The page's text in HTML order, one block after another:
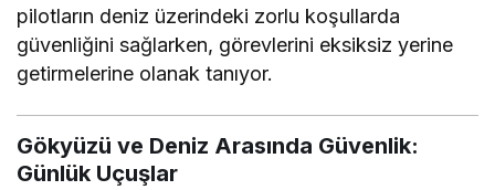
pilotların deniz üzerindeki zorlu koşullarda
güvenliğini sağlarken, görevlerini eksiksiz yerine
getirmelerine olanak tanıyor.
Gökyüzü ve Deniz Arasında Güvenlik:
Günlük Uçuşlar